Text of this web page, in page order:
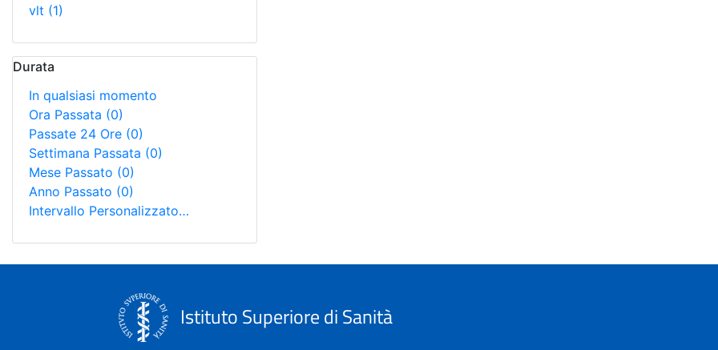
vlt (1)
Durata
In qualsiasi momento
Ora Passata (0)
Passate 24 Ore (0)
Settimana Passata (0)
Mese Passato (0)
Anno Passato (0)
Intervallo Personalizzato…
Istituto Superiore di Sanità